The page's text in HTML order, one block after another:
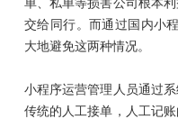
交给同行。而通过国内小
大地避免这两种情况。
小程序运营管理人员通过
传统的人工接单，人工记